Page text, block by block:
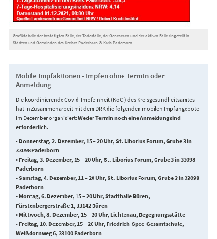
Grafiktabelle der bestätigten Fälle, der Todesfälle, der Genesenen und der aktiven Fälle eingeteilt in
Städten und Gemeinden des Kreises Paderborn © Kreis Paderborn
Mobile Impfaktionen - Impfen ohne Termin oder
Anmeldung
Die koordinierende Covid-Impfeinheit (KoCI) des Kreisgesundheitsamtes
hat in Zusammenarbeit mit dem DRK die folgenden mobilen Impfangebote
im Dezember organisiert: Weder Termin noch eine Anmeldung sind
erforderlich.
• Donnerstag, 2. Dezember, 15 – 20 Uhr, St. Liborius Forum, Grube 3 in
33098 Paderborn
• Freitag, 3. Dezember, 15 – 20 Uhr, St. Liborius Forum, Grube 3 in 33098
Paderborn
• Samstag, 4. Dezember, 11 – 20 Uhr, St. Liborius Forum, Grube 3 in 33098
Paderborn
• Montag, 6. Dezember, 15 – 20 Uhr, Stadthalle Büren,
Fürstenbergerstraße 1, 33142 Büren
• Mittwoch, 8. Dezember, 15 – 20 Uhr, Lichtenau, Begegnungsstätte
• Freitag, 10. Dezember, 15 – 20 Uhr, Friedrich-Spee-Gesamtschule,
Weißdornweg 6, 33100 Paderborn